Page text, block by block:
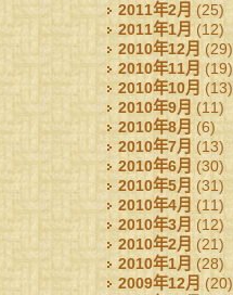
2011年2月 (25)
2011年1月(12)
2010年12月 (29)
2010年11月 (19)
2010年10月 (13)
2010年9月 (11)
2010年8月(6)
2010年7月 (13)
2010年6月 (30)
2010年5月 (31)
2010年4月 (11)
2010年3月(12)
2010年2月 (21)
2010年1月 (28)
2009年12月 (20)